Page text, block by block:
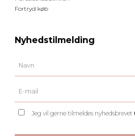
Fortryd køb
Nyhedstilmelding
Jeg vil gerne tilmeldes nyhedsbrevet